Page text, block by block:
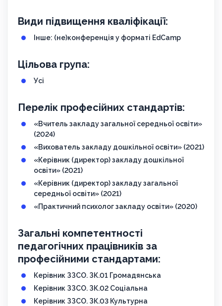
Види підвищення кваліфікації:
Інше: (не)конференція у форматі EdCamp
Цільова група:
Усі
Перелік професійних стандартів:
«Вчитель закладу загальної середньої освіти»
(2024)
«Вихователь закладу дошкільної освіти» (2021)
«Керівник (директор) закладу дошкільної
освіти» (2021)
«Керівник (директор) закладу загальної
середньої освіти» (2021)
«Практичний психолог закладу освіти» (2020)
Загальні компетентності
педагогічних працівників за
професійними стандартами:
Керівник ЗЗСО. ЗК.01 Громадянська
Керівник ЗЗСО. ЗК.02 Соціальна
Керівник ЗЗСО. ЗК.03 Культурна